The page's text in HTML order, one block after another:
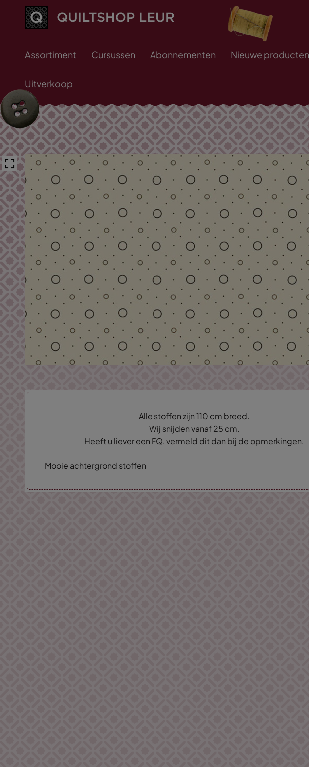
Assortiment Cursussen Abonnementen Nieuwe producten
Uitverkoop
Alle stoffen zijn 110 cm breed.
Wij snijden vanaf 25 cm.
Heeft u liever een FQ, vermeld dit dan bij de opmerkingen.
Mooie achtergrond stoffen